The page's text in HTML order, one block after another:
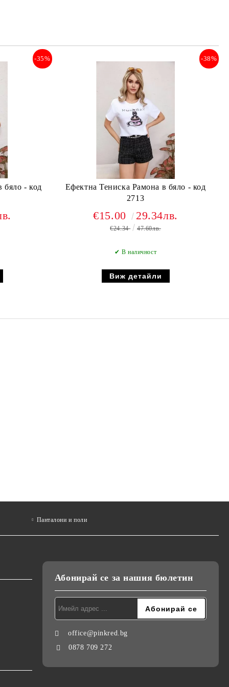
бяло - код
-35%
Ефектна Тениска Рамона в бяло - код
2713
-38%
€15.00 29.34лв.
€24.34 47.60лв.
✔ В наличност
Виж детайли
Панталони и поли
Абонирай се за нашия бюлетин
office@pinkred.bg
0878 709 272